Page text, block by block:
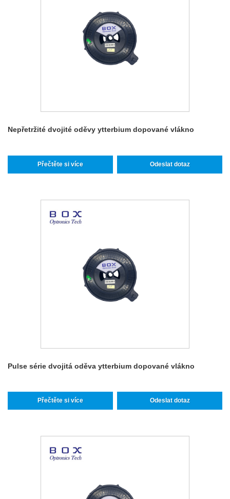
Nepřetržité dvojité oděvy ytterbium dopované vlákno
Přečtěte si více Odeslat dotaz
Pulse série dvojitá oděva ytterbium dopované vlákno
Přečtěte si více Odeslat dotaz